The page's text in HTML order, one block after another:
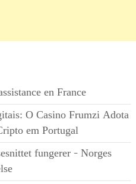
en France
O Casino Frumzi Adota
em Portugal
fungerer – Norges